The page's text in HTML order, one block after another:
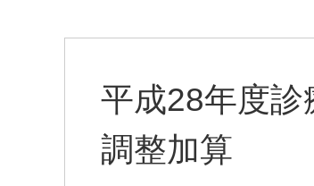
平成28年度診
調整加算